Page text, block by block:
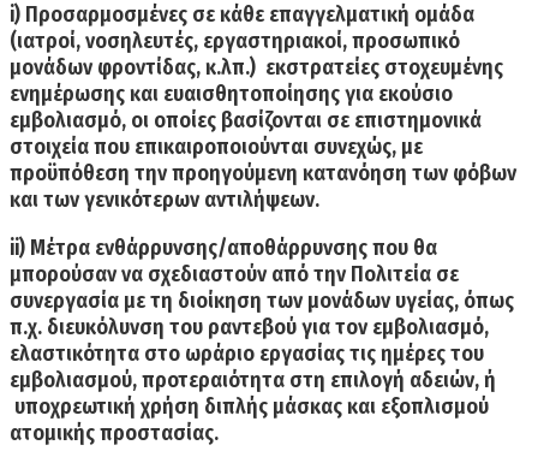
i) Προσαρμοσμένες σε κάθε επαγγελματική ομάδα
(ιατροί, νοσηλευτές, εργαστηριακοί, προσωπικό
μονάδων φροντίδας, κ.λπ.) εκστρατείες στοχευμένης
ενημέρωσηςκαι ευαισθητοποίησης για εκούσιο
εμβολιασμό, οι οποίες βασίζονται σε επιστημονικά
στοιχεία που επικαιροποιούνται συνεχώς, με
προϋπόθεση την προηγούμενη κατανόηση των φόβων
και των γενικότερων αντιλήψεων.
ii) Μέτρα ενθάρρυνσης/αποθάρρυνσηςπου θα
μπορούσαν να σχεδιαστούν από την Πολιτεία σε
συνεργασία με τη διοίκηση των μονάδων υγείας, όπως
π.χ. διευκόλυνση του ραντεβού για τον εμβολιασμό,
ελαστικότητα στο ωράριο εργασίας τις ημέρες του
εμβολιασμού, προτεραιότητα στη επιλογή αδειών, ή
υποχρεωτική χρήση διπλής μάσκας και εξοπλισμού
ατομικής προστασίας.